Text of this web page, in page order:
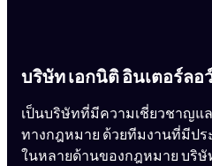
บริษัท เอกนิติ อินเตอร์ลอ
เป็นบริษัทที่มีความเชี่ยวชาญแ
ทางกฎหมาย ด้วยทีมงานที่มีป
ในหลายด้านของกฎหมาย บริ